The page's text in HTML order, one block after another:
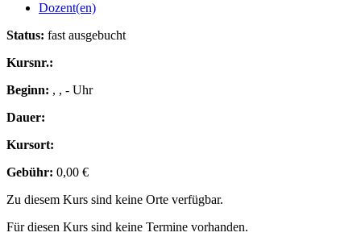
Dozent(en)
Status: fast ausgebucht
Kursnr.:
Beginn: , , - Uhr
Dauer:
Kursort:
Gebühr: 0,00 €
Zu diesem Kurs sind keine Orte verfügbar.
Für diesen Kurs sind keine Termine vorhanden.